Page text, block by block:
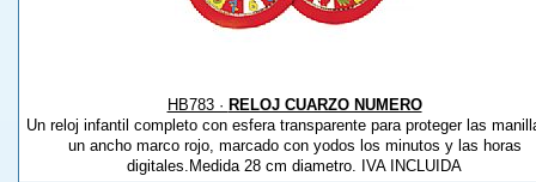
HB783 · RELOJ CUARZO NUMERO
Un reloj infantil completo con esfera transparente para proteger las
un ancho marco rojo, marcado con yodos los minutos y las horas
digitales.Medida 28 cm diametro. IVA INCLUIDA